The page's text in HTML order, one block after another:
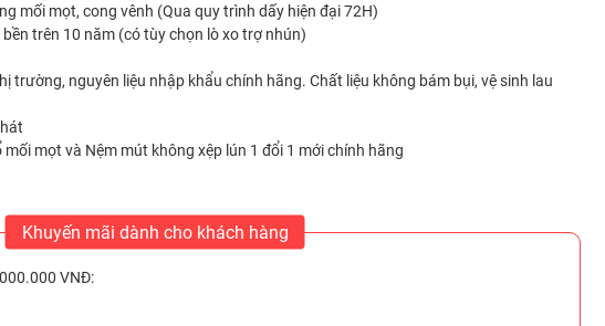
mối mọt, cong vênh (Qua quy trình dấy hiện đại 72H)
trên 10 năm (có tùy chọn lò xo trợ nhún)
trường, nguyên liệu nhập khẩu chính hãng. Chất liệu không bám bụi, vệ sinh lau
mọt và Nệm mút không xệp lún 1 đổi 1 mới chính hãng
Khuyến mãi dành cho khách hàng
VNĐ: